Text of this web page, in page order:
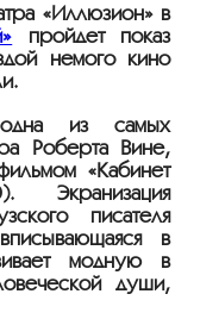
«Иллюзион» в
пройдет показ
немого кино
из самых
Роберта Вине,
«Кабинет
Экранизация
писателя
в
модную в
души,